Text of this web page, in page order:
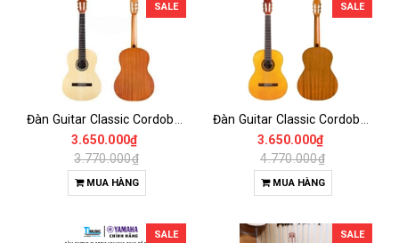
SALE
3.650.000₫
3.770.000₫
MUA HÀNG
SALE
3.650.000₫
4.770.000₫
MUA HÀNG
SALE SALE